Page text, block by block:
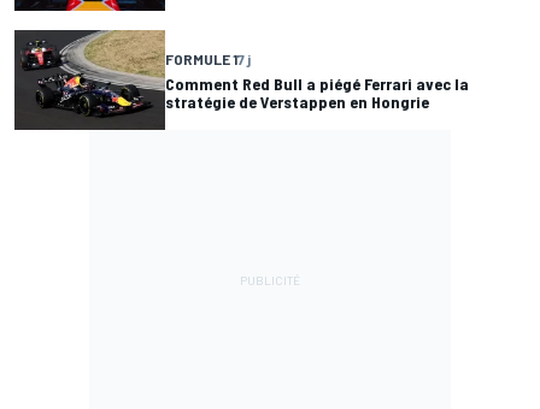
FORMULE 17 j
Comment Red Bull a piégé Ferrari avec la
stratégie de Verstappen en Hongrie